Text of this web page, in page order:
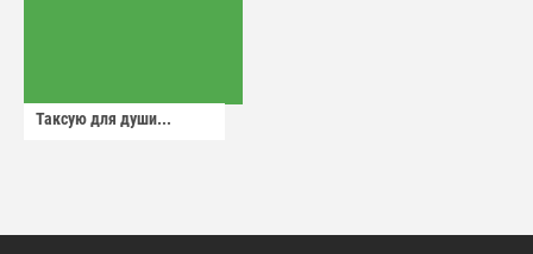
Таксую для души...